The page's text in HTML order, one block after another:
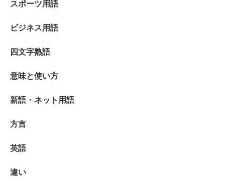
スポーツ用語
ビジネス用語
四文字熟語
意味と使い方
新語・ネット用語
方言
英語
違い